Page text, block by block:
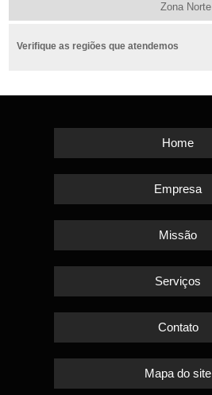
Zona Norte
Verifique as regiões que atendemos
Home
Empresa
Missão
Serviços
Contato
Mapa do site